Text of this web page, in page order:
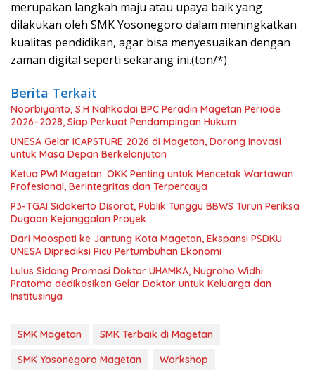
merupakan langkah maju atau upaya baik yang
dilakukan oleh SMK Yosonegoro dalam meningkatkan
kualitas pendidikan, agar bisa menyesuaikan dengan
zaman digital seperti sekarang ini.(ton/*)
Berita Terkait
Noorbiyanto, S.H Nahkodai BPC Peradin Magetan Periode
2026–2028, Siap Perkuat Pendampingan Hukum
UNESA Gelar ICAPSTURE 2026 di Magetan, Dorong Inovasi
untuk Masa Depan Berkelanjutan
Ketua PWI Magetan: OKK Penting untuk Mencetak Wartawan
Profesional, Berintegritas dan Terpercaya
P3-TGAI Sidokerto Disorot, Publik Tunggu BBWS Turun Periksa
Dugaan Kejanggalan Proyek
Dari Maospati ke Jantung Kota Magetan, Ekspansi PSDKU
UNESA Diprediksi Picu Pertumbuhan Ekonomi
Lulus Sidang Promosi Doktor UHAMKA, Nugroho Widhi
Pratomo dedikasikan Gelar Doktor untuk Keluarga dan
Institusinya
SMK Magetan
SMK Terbaik di Magetan
SMK Yosonegoro Magetan
Workshop